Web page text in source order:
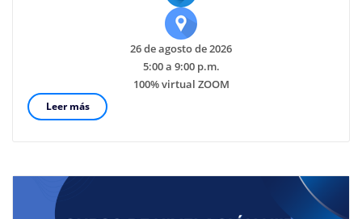
26 de agosto de 2026
5:00 a 9:00 p.m.
100% virtual ZOOM
Leer más